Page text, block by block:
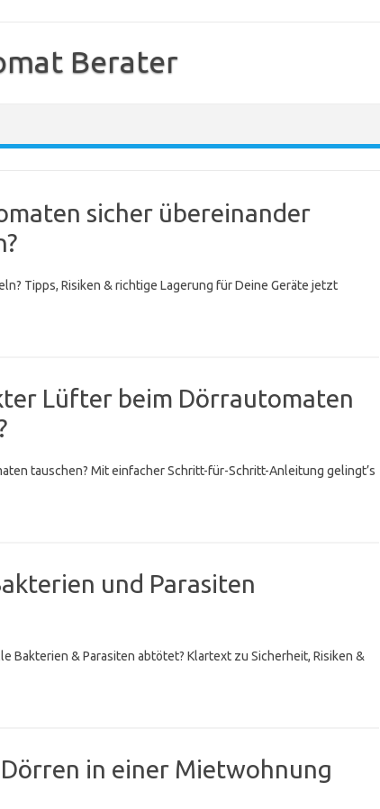
Berater
sicher übereinander
Tipps, Risiken & richtige Lagerung für Deine Geräte jetzt
Lüfter beim Dörrautomaten
tauschen? Mit einfacher Schritt-für-Schritt-Anleitung gelingt’s
und Parasiten
Bakterien & Parasiten abtötet? Klartext zu Sicherheit, Risiken &
Dörren in einer Mietwohnung